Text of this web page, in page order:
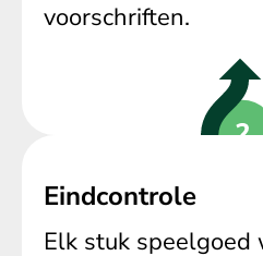
voorschriften.
Eindcontrole
Elk stuk speelgoed